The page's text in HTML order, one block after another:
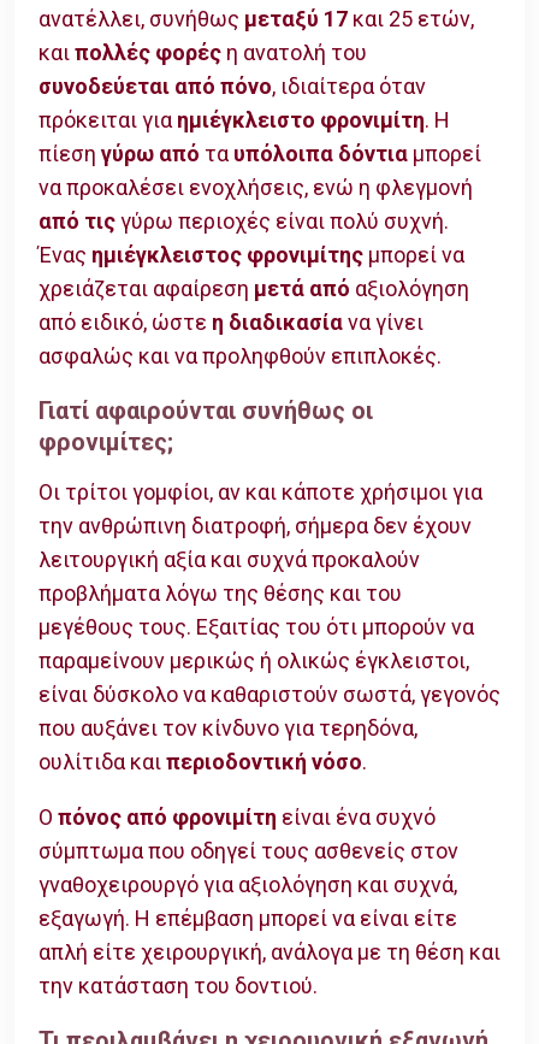
ανατέλλει, συνήθως μεταξύ 17 και 25 ετών,
καιπολλές φορές η ανατολή του
συνοδεύεται από πόνο, ιδιαίτερα όταν
πρόκειται γιαημιέγκλειστο φρονιμίτη. Η
πίεση γύρω από ταυπόλοιπα δόντια μπορεί
να προκαλέσει ενοχλήσεις, ενώ η φλεγμονή
από τιςγύρω περιοχές είναι πολύ συχνή.
Ένας ημιέγκλειστος φρονιμίτης μπορεί να
χρειάζεται αφαίρεση μετά από αξιολόγηση
από ειδικό, ώστε η διαδικασίανα γίνει
ασφαλώς και να προληφθούν επιπλοκές.
Γιατί αφαιρούνται συνήθως οι
φρονιμίτες;
Οι τρίτοι γομφίοι, αν και κάποτε χρήσιμοι για
την ανθρώπινη διατροφή, σήμερα δεν έχουν
λειτουργική αξία και συχνά προκαλούν
προβλήματα λόγω της θέσης και του
μεγέθους τους. Εξαιτίας του ότι μπορούν να
παραμείνουν μερικώς ή ολικώς έγκλειστοι,
είναι δύσκολο να καθαριστούν σωστά, γεγονός
που αυξάνει τον κίνδυνο για τερηδόνα,
ουλίτιδα καιπεριοδοντική νόσο.
Ο πόνος από φρονιμίτη είναι ένα συχνό
σύμπτωμα που οδηγεί τους ασθενείς στον
γναθοχειρουργό για αξιολόγηση και συχνά,
εξαγωγή. Η επέμβαση μπορεί να είναι είτε
απλή είτε χειρουργική, ανάλογα με τη θέση και
την κατάσταση του δοντιού.